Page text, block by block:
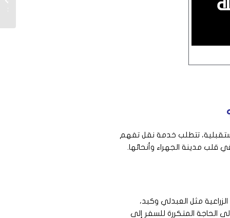
تتطلب خدمة نقل تفهم
مدينة الجهراء وأنحائها.
مثل العبدلي وكبد،
الحاجة المتكررة للسفر إلى